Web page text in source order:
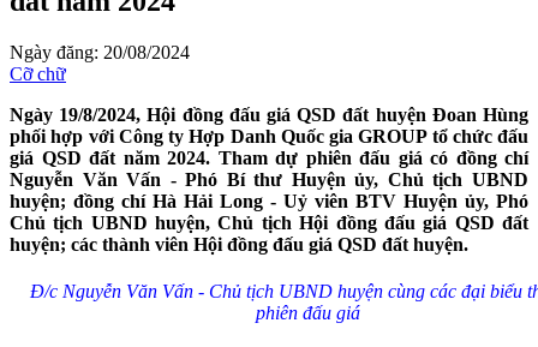
Ngày đăng: 20/08/2024
Cỡ chữ
Ngày 19/8/2024, Hội đồng đấu giá QSD đất huyện Đoan Hùng
phối hợp với Công ty Hợp Danh Quốc gia GROUP tổ chức đấu
giá QSD đất năm 2024. Tham dự phiên đấu giá có đồng chí
Nguyễn Văn Vấn - Phó Bí thư Huyện ủy, Chủ tịch UBND
huyện; đồng chí Hà Hải Long - Uỷ viên BTV Huyện ủy, Phó
Chủ tịch UBND huyện, Chủ tịch Hội đồng đấu giá QSD đất
huyện; các thành viên Hội đồng đấu giá QSD đất huyện.
Đ/c Nguyễn Văn Vấn - Chủ tịch UBND huyện cùng các đại biểu
phiên đấu giá